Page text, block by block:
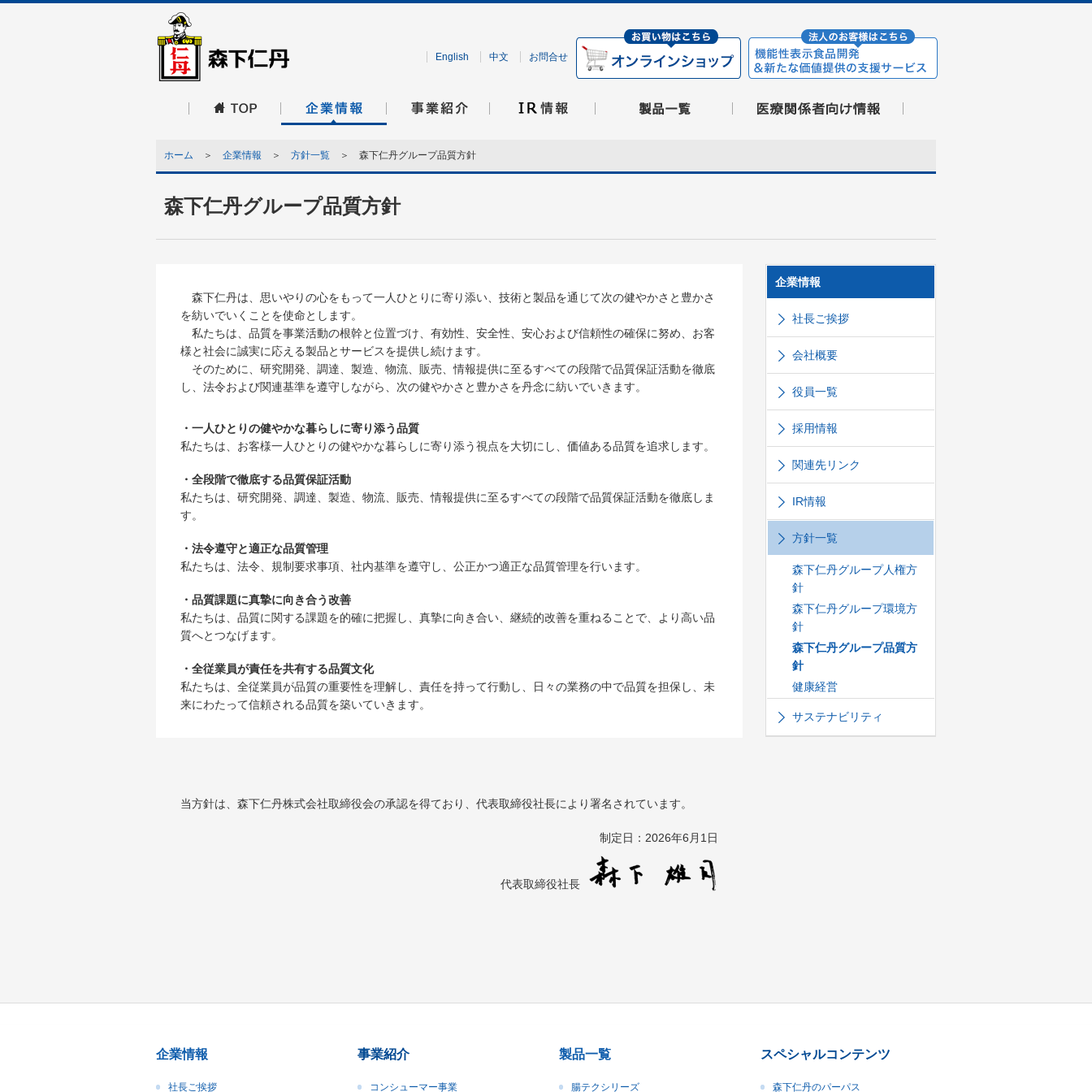
English 中文 お問合せ
ホーム ＞ 企業情報 ＞ 方針一覧 ＞ 森下仁丹グループ品質方針
森下仁丹グループ品質方針
森下仁丹は、思いやりの心をもって一人ひとりに寄り添い、技術と製品を通じて次の健やかさと豊かさ
を紡いでいくことを使命とします。
私たちは、品質を事業活動の根幹と位置づけ、有効性、安全性、安心および信頼性の確保に努め、お客
様と社会に誠実に応える製品とサービスを提供し続けます。
そのために、研究開発、調達、製造、物流、販売、情報提供に至るすべての段階で品質保証活動を徹底
し、法令および関連基準を遵守しながら、次の健やかさと豊かさを丹念に紡いでいきます。
・一人ひとりの健やかな暮らしに寄り添う品質
私たちは、お客様一人ひとりの健やかな暮らしに寄り添う視点を大切にし、価値ある品質を追求します。
・全段階で徹底する品質保証活動
私たちは、研究開発、調達、製造、物流、販売、情報提供に至るすべての段階で品質保証活動を徹底しま
す。
・法令遵守と適正な品質管理
私たちは、法令、規制要求事項、社内基準を遵守し、公正かつ適正な品質管理を行います。
・品質課題に真摯に向き合う改善
私たちは、品質に関する課題を的確に把握し、真摯に向き合い、継続的改善を重ねることで、より高い品
質へとつなげます。
・全従業員が責任を共有する品質文化
私たちは、全従業員が品質の重要性を理解し、責任を持って行動し、日々の業務の中で品質を担保し、未
来にわたって信頼される品質を築いていきます。
当方針は、森下仁丹株式会社取締役会の承認を得ており、代表取締役社長により署名されています。
制定日：2026年6月1日
代表取締役社長
企業情報
社長ご挨拶
会社概要
役員一覧
採用情報
関連先リンク
IR情報
方針一覧
森下仁丹グループ人権方
針
森下仁丹グループ環境方
針
森下仁丹グループ品質方
針
健康経営
サステナビリティ
企業情報
社長ご挨拶
事業紹介
コンシューマー事業
製品一覧
腸テクシリーズ
スペシャルコンテンツ
森下仁丹のパーパス